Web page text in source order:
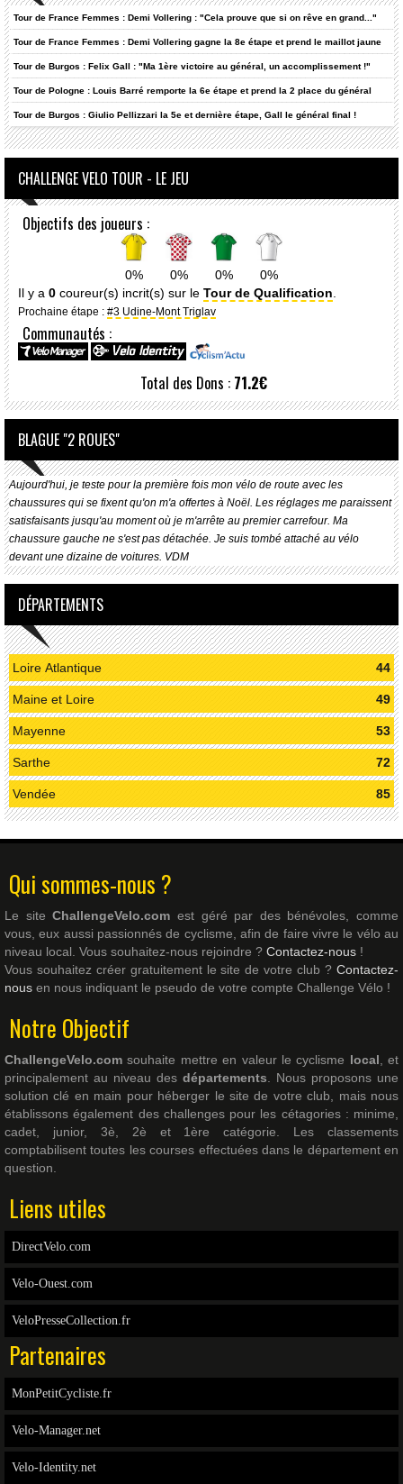
Tour de France Femmes : Demi Vollering : "Cela prouve que si on rêve en grand..."
Tour de France Femmes : Demi Vollering gagne la 8e étape et prend le maillot jaune
Tour de Burgos : Felix Gall : "Ma 1ère victoire au général, un accomplissement !"
Tour de Pologne : Louis Barré remporte la 6e étape et prend la 2 place du général
Tour de Burgos : Giulio Pellizzari la 5e et dernière étape, Gall le général final !
CHALLENGE VELO TOUR - LE JEU
Objectifs des joueurs :
0% 0% 0%
0%
Il y a 0 coureur(s) incrit(s) sur le Tour de Qualification.
Prochaine étape : #3 Udine-Mont Triglav
Communautés :
Total des Dons : 71.2€
BLAGUE "2 ROUES"
Aujourd'hui, je teste pour la première fois mon vélo de route avec les
chaussures qui se fixent qu'on m'a offertes à Noël. Les réglages me paraissent
satisfaisants jusqu'au moment où je m'arrête au premier carrefour. Ma
chaussure gauche ne s'est pas détachée. Je suis tombé attaché au vélo
devant une dizaine de voitures. VDM
DÉPARTEMENTS
Loire Atlantique 44
Maine et Loire 49
Mayenne 53
Sarthe 72
Vendée 85
Qui sommes-nous ?
Le siteChallengeVelo.com est géré par des bénévoles, comme
vous, eux aussi passionnés de cyclisme, afin de faire vivre le vélo au
niveau local. Vous souhaitez-nous rejoindre ? Contactez-nous !
Vous souhaitez créer gratuitement le site de votre club ? Contactez-
nous en nous indiquant le pseudo de votre compte Challenge Vélo !
Notre Objectif
ChallengeVelo.com souhaite mettre en valeur le cyclisme local, et
principalement au niveau des départements. Nous proposons une
solution clé en main pour héberger le site de votre club, mais nous
établissons également des challenges pour les cétagories : minime,
cadet, junior, 3è, 2è et 1ère catégorie. Les classements
comptabilisent toutes les courses effectuées dans le département en
question.
Liens utiles
DirectVelo.com
Velo-Ouest.com
VeloPresseCollection.fr
Partenaires
MonPetitCycliste.fr
Velo-Manager.net
Velo-Identity.net